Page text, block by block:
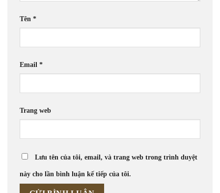
Tên *
Email *
Trang web
Lưu tên của tôi, email, và trang web trong trình duyệt
này cho lần bình luận kế tiếp của tôi.